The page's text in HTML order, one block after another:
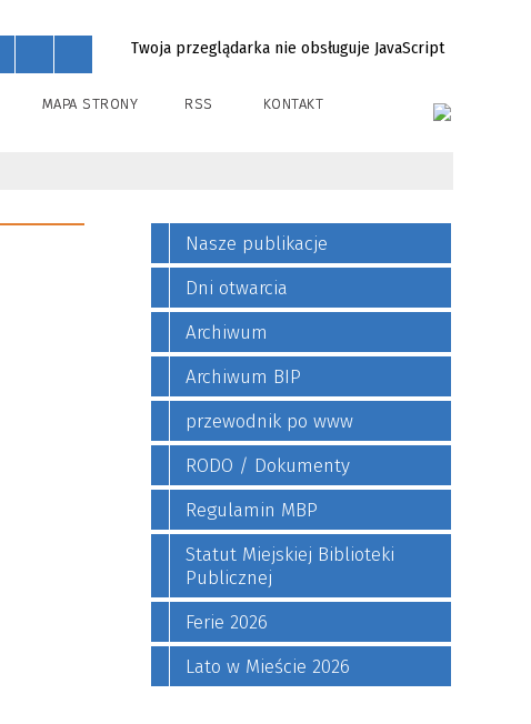
Twoja przeglądarka nie obsługuje JavaScript
MAPA STRONY RSS KONTAKT
Nasze publikacje
Dni otwarcia
Archiwum
Archiwum BIP
przewodnik po www
RODO / Dokumenty
Regulamin MBP
Statut Miejskiej Biblioteki
Publicznej
Ferie 2026
Lato w Mieście 2026